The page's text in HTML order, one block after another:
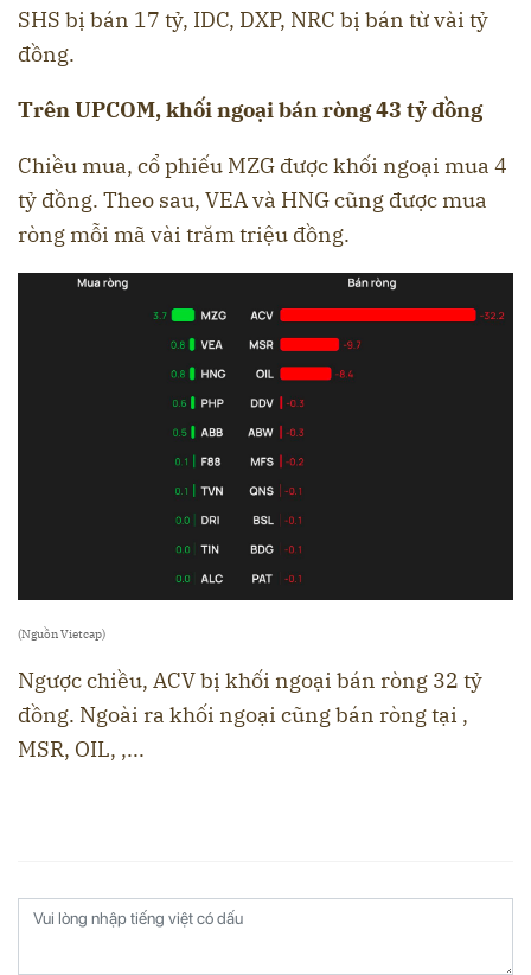
SHS bị bán 17 tỷ, IDC, DXP, NRC bị bán từ vài tỷ
đồng.
Trên UPCOM, khối ngoại bán ròng 43 tỷ đồng
Chiều mua, cổ phiếu MZG được khối ngoại mua 4
tỷ đồng. Theo sau, VEA và HNG cũng được mua
ròng mỗi mã vài trăm triệu đồng.
(Nguồn Vietcap)
Ngược chiều, ACV bị khối ngoại bán ròng 32 tỷ
đồng. Ngoài ra khối ngoại cũng bán ròng tại ,
MSR, OIL, ,...